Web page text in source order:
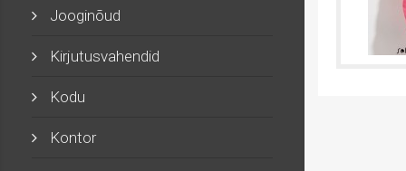
Jooginõud
Kirjutusvahendid
Kodu
Kontor